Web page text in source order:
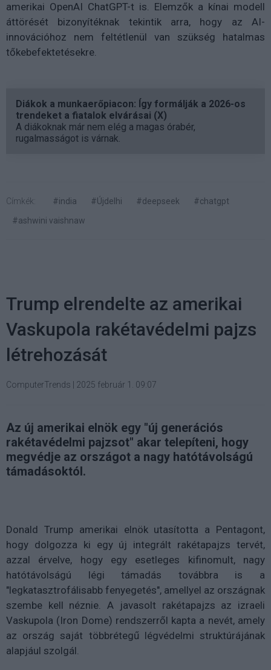
amerikai OpenAI ChatGPT-t is. Elemzők a kínai modell
áttörését bizonyítéknak tekintik arra, hogy az AI-
innovációhoz nem feltétlenül van szükség hatalmas
tőkebefektetésekre.
Diákok a munkaerőpiacon: Így formálják a 2026-os
trendeket a fiatalok elvárásai (X)
A diákoknak már nem elég a magas órabér,
rugalmasságot is várnak.
Címkék: #india #Újdelhi #deepseek
#chatgpt
#ashwini vaishnaw
Trump elrendelte az amerikai
Vaskupola rakétavédelmi pajzs
létrehozását
ComputerTrends 2025 február 1. 09:07
Az új amerikai elnök egy "új generációs
rakétavédelmi pajzsot" akar telepíteni, hogy
megvédje az országot a nagy hatótávolságú
támadásoktól.
Donald Trump amerikai elnök utasította a Pentagont,
hogy dolgozza ki egy új integrált rakétapajzs tervét,
azzal érvelve, hogy egy esetleges kifinomult, nagy
hatótávolságú légi támadás továbbra is a
"legkatasztrofálisabb fenyegetés", amellyel az országnak
szembe kell néznie. A javasolt rakétapajzs az izraeli
Vaskupola (Iron Dome) rendszerről kapta a nevét, amely
az ország saját többrétegű légvédelmi struktúrájának
alapjául szolgál.